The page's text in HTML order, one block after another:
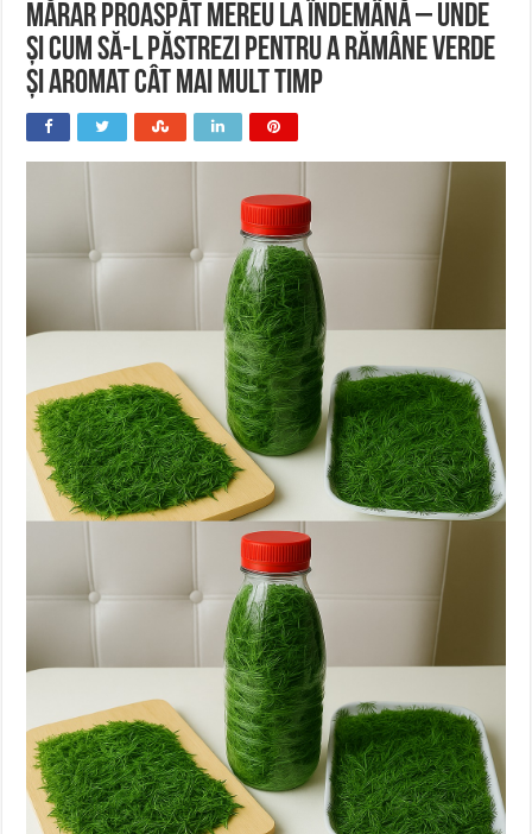
Mărar proaspăt mereu la îndemână – Unde
și cum să-l păstrezi pentru a rămâne verde
și aromat cât mai mult timp